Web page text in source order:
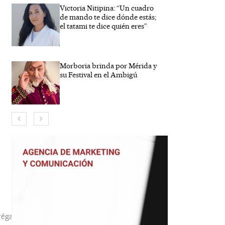
Victoria Nitipina: “Un cuadro
de mando te dice dónde estás;
el tatami te dice quién eres”
Morboria brinda por Mérida y
su Festival en el Ambigú